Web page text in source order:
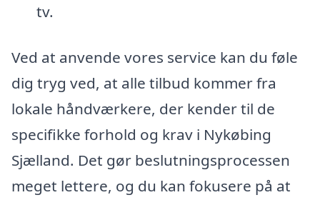
tv.
Ved at anvende vores service kan du føle
dig tryg ved, at alle tilbud kommer fra
lokale håndværkere, der kender til de
specifikke forhold og krav i Nykøbing
Sjælland. Det gør beslutningsprocessen
meget lettere, og du kan fokusere på at